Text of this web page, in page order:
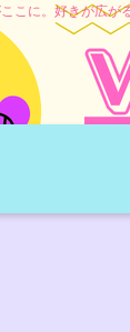
こに。好きが広が